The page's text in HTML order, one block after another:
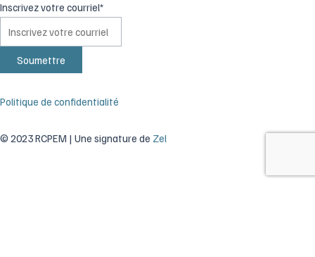
Inscrivez votre courriel*
Politique de confidentialité
© 2023 RCPEM | Une signature de Zel